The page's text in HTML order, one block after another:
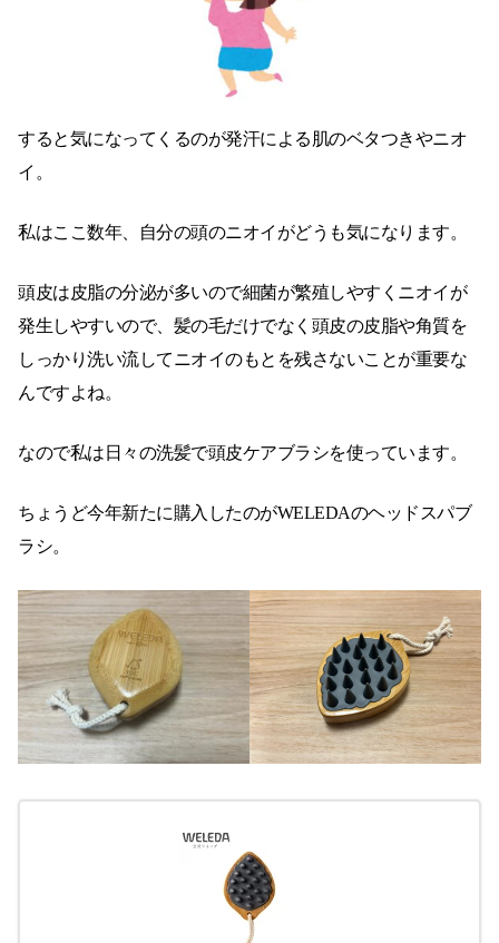
すると気になってくるのが発汗による肌のベタつきやニオ
イ。
私はここ数年、自分の頭のニオイがどうも気になります。
頭皮は皮脂の分泌が多いので細菌が繁殖しやすくニオイが
発生しやすいので、髪の毛だけでなく頭皮の皮脂や角質を
しっかり洗い流してニオイのもとを残さないことが重要な
んですよね。
なので私は日々の洗髪で頭皮ケアブラシを使っています。
ちょうど今年新たに購入したのがWELEDAのヘッドスパブ
ラシ。